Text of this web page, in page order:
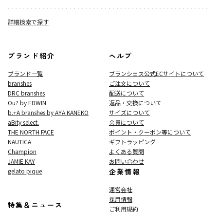
詳細検索で探す
ブランド紹介
ブランド一覧
branshes
DRC branshes
Ou? by EDWIN
b.+A branshes by AYA KANEKO
aBity select.
THE NORTH FACE
NAUTICA
Champion
JAMIE KAY
gelato pique
特集＆ニュース
ヘルプ
ブランシェス公式ECサイトについて
ご注文について
配送について
返品・交換について
サイズについて
会員について
ポイント・クーポン等について
ギフトラッピング
よくある質問
お問い合わせ
企業情報
運営会社
採用情報
ご利用規約